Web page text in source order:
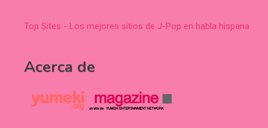
Top Sites - Los mejores sitios de J-Pop en habla hispana
Acerca de